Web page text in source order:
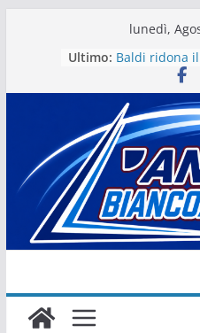
lunedì,
Ultimo: Baldi ridona
La stagione
tra i fuochi
Il Matera
grande
presidente
Il Bue
Matera –